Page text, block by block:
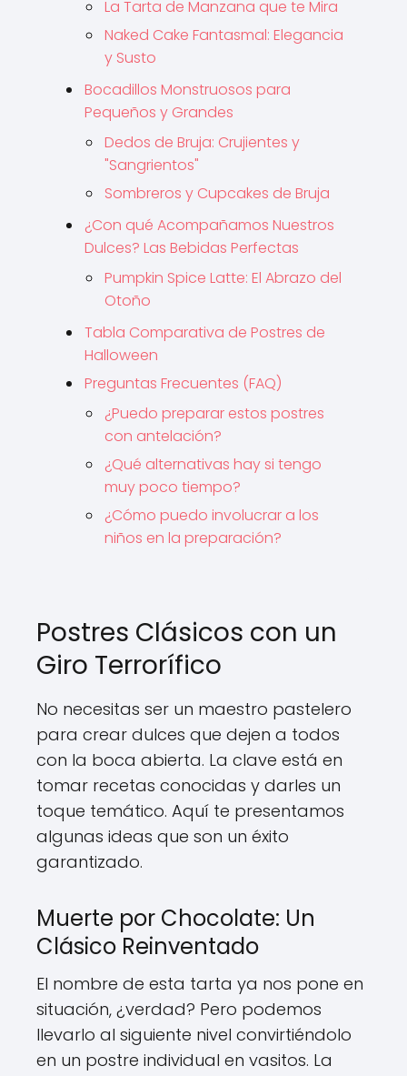
La Tarta de Manzana que te Mira
Naked Cake Fantasmal: Elegancia
y Susto
Bocadillos Monstruosos para
Pequeños y Grandes
Dedos de Bruja: Crujientes y
"Sangrientos"
Sombreros y Cupcakes de Bruja
¿Con qué Acompañamos Nuestros
Dulces? Las Bebidas Perfectas
Pumpkin Spice Latte: El Abrazo del
Otoño
Tabla Comparativa de Postres de
Halloween
Preguntas Frecuentes (FAQ)
¿Puedo preparar estos postres
con antelación?
¿Qué alternativas hay si tengo
muy poco tiempo?
¿Cómo puedo involucrar a los
niños en la preparación?
Postres Clásicos con un
Giro Terrorífico
No necesitas ser un maestro pastelero
para crear dulces que dejen a todos
con la boca abierta. La clave está en
tomar recetas conocidas y darles un
toque temático. Aquí te presentamos
algunas ideas que son un éxito
garantizado.
Muerte por Chocolate: Un
Clásico Reinventado
El nombre de esta tarta ya nos pone en
situación, ¿verdad? Pero podemos
llevarlo al siguiente nivel convirtiéndolo
en un postre individual en vasitos. La